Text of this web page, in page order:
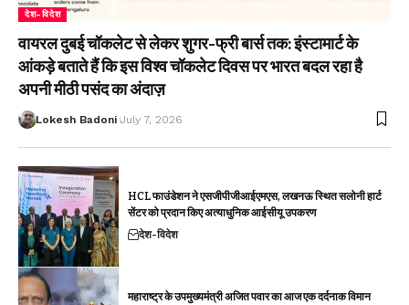
देश-विदेश
वायरल दुबई चॉकलेट से लेकर शुगर-फ्री बार्स तक: इंस्टामार्ट के
आंकड़े बताते हैं कि इस विश्व चॉकलेट दिवस पर भारत बदल रहा है
अपनी मीठी पसंद का अंदाज़
Lokesh Badoni July 7, 2026
HCL फाउंडेशन ने एसजीपीजीआईएमएस, लखनऊ स्थित सलोनी हार्ट
सेंटर को प्रदान किए अत्याधुनिक आईसीयू उपकरण
देश-विदेश
महाराष्ट्र के उपमुख्यमंत्री अजित पवार का आज एक दर्दनाक विमान